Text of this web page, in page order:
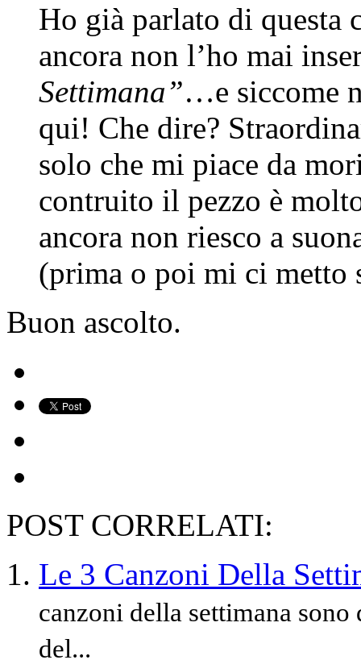
Ho già parlato di questa
ancora non l’ho mai
Settimana”…e siccome
qui! Che dire?
solo che mi piace da
contruito il pezzo è
ancora non riesco a
(prima o poi mi ci metto
Buon ascolto.
POST CORRELATI:
Le 3 Canzoni Della
canzoni della settimana
del...